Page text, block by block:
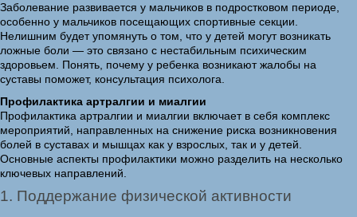
Заболевание развивается у мальчиков в подростковом периоде,
особенно у мальчиков посещающих спортивные секции.
Нелишним будет упомянуть о том, что у детей могут возникать
ложные боли — это связано с нестабильным психическим
здоровьем. Понять, почему у ребенка возникают жалобы на
суставы поможет, консультация психолога.
Профилактика артралгии и миалгии
Профилактика артралгии и миалгии включает в себя комплекс
мероприятий, направленных на снижение риска возникновения
болей в суставах и мышцах как у взрослых, так и у детей.
Основные аспекты профилактики можно разделить на несколько
ключевых направлений.
1. Поддержание физической активности